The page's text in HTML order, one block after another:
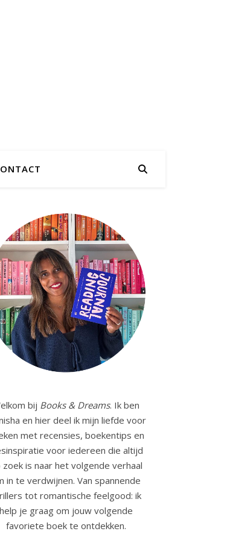
bij Books & Dreams. Ik ben
en hier deel ik mijn liefde voor
met recensies, boekentips en
voor iedereen die altijd
zoek is naar het volgende verhaal
in te verdwijnen. Van spannende
tot romantische feelgood: ik
help je graag om jouw volgende
favoriete boek te ontdekken.